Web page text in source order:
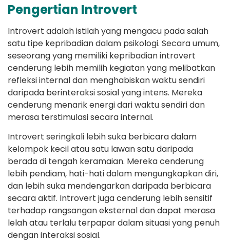
Pengertian Introvert
Introvert adalah istilah yang mengacu pada salah
satu tipe kepribadian dalam psikologi. Secara umum,
seseorang yang memiliki kepribadian introvert
cenderung lebih memilih kegiatan yang melibatkan
refleksi internal dan menghabiskan waktu sendiri
daripada berinteraksi sosial yang intens. Mereka
cenderung menarik energi dari waktu sendiri dan
merasa terstimulasi secara internal.
Introvert seringkali lebih suka berbicara dalam
kelompok kecil atau satu lawan satu daripada
berada di tengah keramaian. Mereka cenderung
lebih pendiam, hati-hati dalam mengungkapkan diri,
dan lebih suka mendengarkan daripada berbicara
secara aktif. Introvert juga cenderung lebih sensitif
terhadap rangsangan eksternal dan dapat merasa
lelah atau terlalu terpapar dalam situasi yang penuh
dengan interaksi sosial.